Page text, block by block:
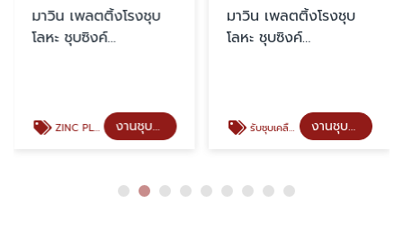
มาวิน เพลตติ้งโรงชุบ
โลหะ ชุบซิงค์
ZINC PLATING WHITE (ชุบซิงค์สีขาว) งานชุบซิงค์คุณภาพ
มาวิน เพลตติ้งโรงชุบ
โลหะ ชุบซิงค์
รับชุบเคลือบสีผิวชิ้นงาน Zinc Cr+3 งานชุบซิงค์คุณภาพ